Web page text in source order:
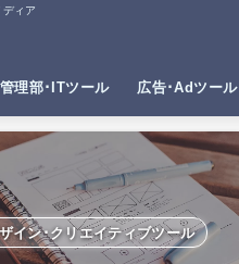
ィア
管理部･ITツール 広告･Adツール
イン･クリエイティブツール